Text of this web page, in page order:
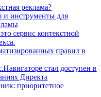
реклама?
и инструменты для
сервис контекстной
правил в
стал доступен в
Директа
приоритетное